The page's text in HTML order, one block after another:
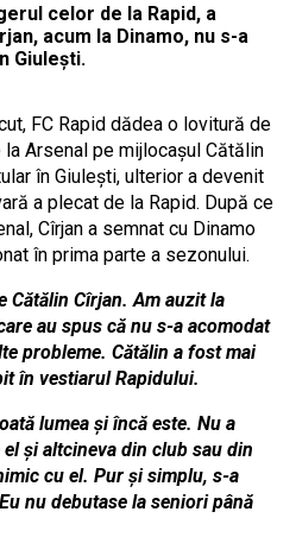
celor de la Rapid, a
acum la Dinamo, nu s-a
Giuleşti.
FC Rapid dădea o lovitură de
Arsenal pe mijlocaşul Cătălin
în Giuleşti, ulterior a devenit
a plecat de la Rapid. După ce
Cîrjan a semnat cu Dinamo
în prima parte a sezonului.
Cătălin Cîrjan. Am auzit la
au spus că nu s-a acomodat
probleme. Cătălin a fost mai
în vestiarul Rapidului.
lumea și încă este. Nu a
și altcineva din club sau din
cu el. Pur și simplu, s-a
nu debutase la seniori până